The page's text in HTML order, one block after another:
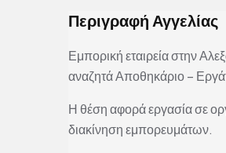
Περιγραφή Αγγελίας
Εμπορική εταιρεία στην
αναζητά Αποθηκάριο –
Η θέση αφορά εργασία σε
διακίνηση εμπορευμάτων.